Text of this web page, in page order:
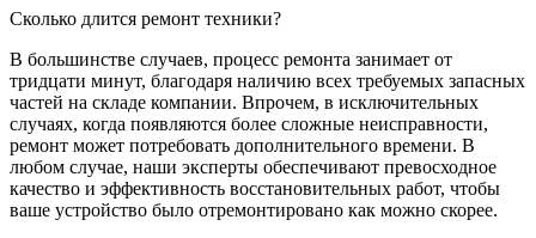
Сколько длится ремонт техники?
В большинстве случаев, процесс ремонта занимает от
тридцати минут, благодаря наличию всех требуемых запасных
частей на складе компании. Впрочем, в исключительных
случаях, когда появляются более сложные неисправности,
ремонт может потребовать дополнительного времени. В
любом случае, наши эксперты обеспечивают превосходное
качество и эффективность восстановительных работ, чтобы
ваше устройство было отремонтировано как можно скорее.